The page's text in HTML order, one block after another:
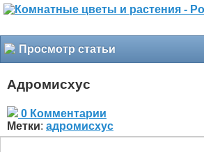
Просмотр статьи
Адромисхус
0 Комментарии
Метки: адромисхус